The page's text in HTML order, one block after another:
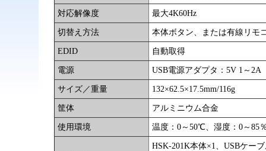
対応解像度 最大4K60Hz
切替え方法 本体ボタン、または有線リモ
EDID 自動取得
電源 USB電源アダプタ：5V 1～
サイズ／重量 132×62.5×17.5mm/116g
筐体 アルミニウム合金
使用環境 温度：0～50℃、湿度：0～85
HSK-201K本体×1、USBケー